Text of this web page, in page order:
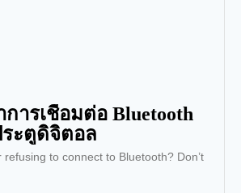
ารเชื่อมต่อ Bluetooth
ะตูดิจิตอล
to connect to Bluetooth? Don’t